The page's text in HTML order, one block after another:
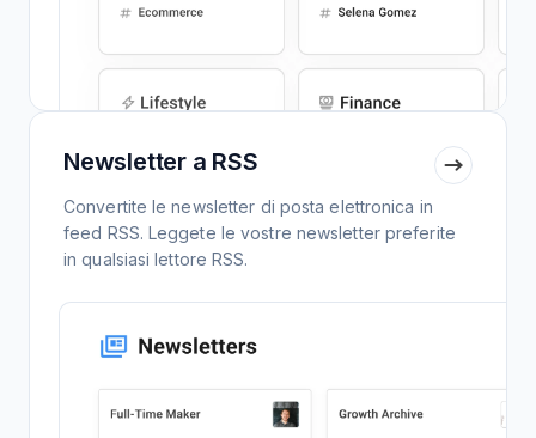
Newsletter a RSS
Convertite le newsletter di posta elettronica in
feed RSS. Leggete le vostre newsletter preferite
in qualsiasi lettore RSS.